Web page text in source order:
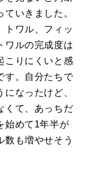
いきました。
トワル、フィッ
ワルの完成度は
こりにくいと感
す。自分たちで
なったけど、
くて、あっちだ
始めて1年半が
数も増やせそう